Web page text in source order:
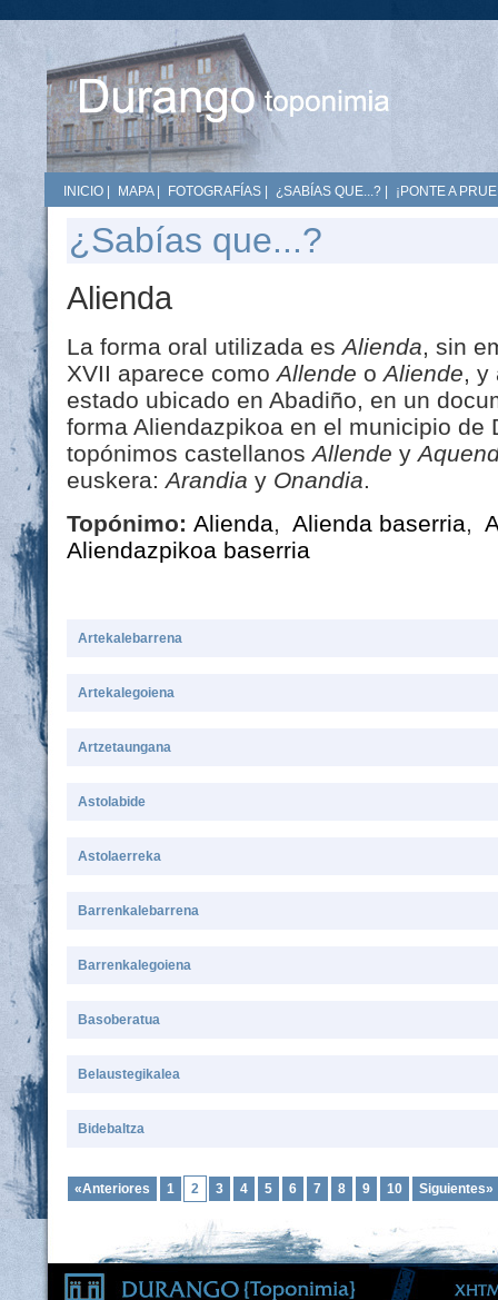
INICIO MAPA| FOTOGRAFÍAS ¿SABÍAS QUE...? ¡PONTE A
¿Sabías que...?
Alienda
La forma oral utilizada esAlienda, sin
XVII aparece comoAllende oAliende, y
estado ubicado en Abadiño, en un
forma Aliendazpikoa en el municipio de
topónimos castellanosAllende y
euskera:Arandia y Onandia.
Topónimo: Alienda, Alienda baserria,
Aliendazpikoa baserria
Artekalebarrena
Artekalegoiena
Artzetaungana
Astolabide
Astolaerreka
Barrenkalebarrena
Barrenkalegoiena
Basoberatua
Belaustegikalea
Bidebaltza
«Anteriores 1 2 3 4 5 6 7 8 9 10 Siguientes»